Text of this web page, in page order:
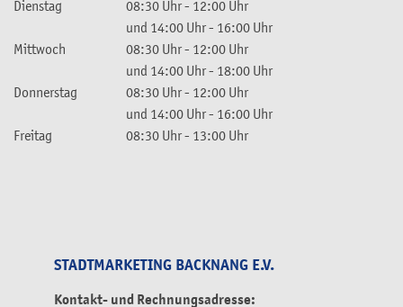
Dienstag
08:30 Uhr- 12:00 Uhr
und 14:00 Uhr- 16:00 Uhr
Mittwoch
08:30 Uhr- 12:00 Uhr
und 14:00 Uhr- 18:00 Uhr
Donnerstag
08:30 Uhr- 12:00 Uhr
und 14:00 Uhr- 16:00 Uhr
Freitag
08:30 Uhr- 13:00 Uhr
STADTMARKETING BACKNANG E.V.
Kontakt- und Rechnungsadresse: